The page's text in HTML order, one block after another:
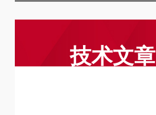
技术文章